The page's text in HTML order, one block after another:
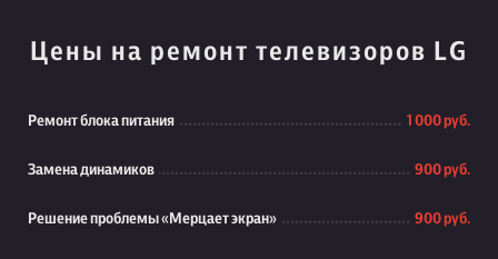
Цены на ремонт телевизоров LG
Ремонт блока питания 1 000 руб.
Замена динамиков 900 руб.
Решение проблемы «Мерцает экран» 900 руб.